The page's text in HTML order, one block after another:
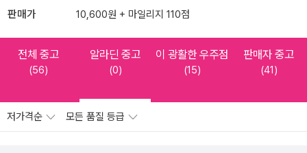
판매가 10,600원 + 마일리지 110점
전체 중고
(56)
알라딘 중고
(0)
이 광활한 우주점
(15)
판매자 중고
(41)
저가격순 모든 품질 등급